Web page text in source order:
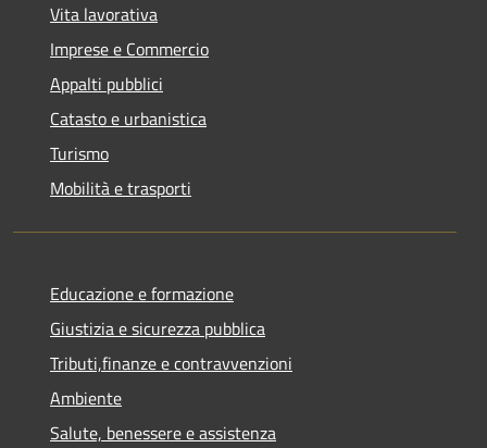
Vita lavorativa
Imprese e Commercio
Appalti pubblici
Catasto e urbanistica
Turismo
Mobilità e trasporti
Educazione e formazione
Giustizia e sicurezza pubblica
Tributi,finanze e contravvenzioni
Ambiente
Salute, benessere e assistenza